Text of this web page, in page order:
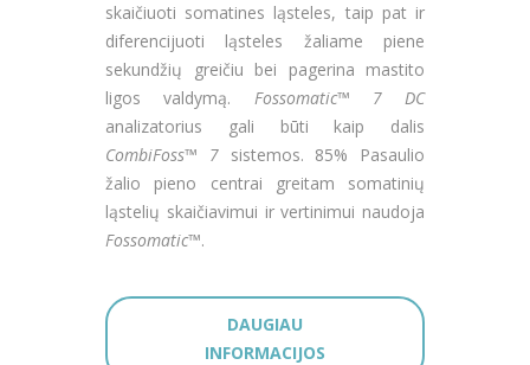
skaičiuoti somatines ląsteles, taip pat ir
diferencijuoti ląsteles žaliame piene
sekundžių greičiu bei pagerina mastito
ligos valdymą. Fossomatic™ 7 DC
analizatorius gali būti kaip dalis
CombiFoss™ 7sistemos. 85% Pasaulio
žalio pieno centrai greitam somatinių
ląstelių skaičiavimui ir vertinimui naudoja
Fossomatic™.
DAUGIAU
INFORMACIJOS